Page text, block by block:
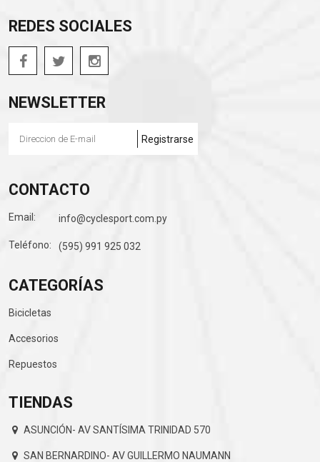
REDES SOCIALES
NEWSLETTER
CONTACTO
Email: info@cyclesport.com.py
Teléfono: (595) 991 925 032
CATEGORÍAS
Bicicletas
Accesorios
Repuestos
TIENDAS
ASUNCIÓN- AV SANTÍSIMA TRINIDAD 570
SAN BERNARDINO- AV GUILLERMO NAUMANN